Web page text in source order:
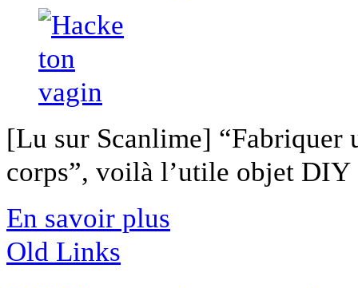
[Lu sur Scanlime] “Fabriquer
corps”, voilà l’utile objet
En savoir plus
Old Links